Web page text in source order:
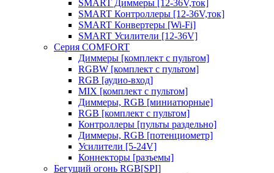
SMART Диммеры [12-36V,ток]
SMART Контроллеры [12-36V,ток]
SMART Конвертеры [Wi-Fi]
SMART Усилители [12-36V]
Серия COMFORT
Диммеры [комплект с пультом]
RGBW [комплект с пультом]
RGB [аудио-вход]
MIX [комплект с пультом]
Диммеры, RGB [миниатюрные]
RGB [комплект с пультом]
Контроллеры [пульты раздельно]
Диммеры, RGB [потенциометр]
Усилители [5-24V]
Коннекторы [разъемы]
Бегущий огонь RGB[SPI]